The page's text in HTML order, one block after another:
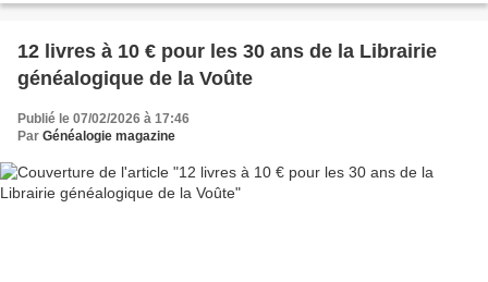
12 livres à 10 € pour les 30 ans de la Librairie
généalogique de la Voûte
Publié le 07/02/2026 à 17:46
Par Généalogie magazine